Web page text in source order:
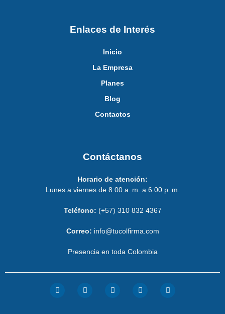
Enlaces de Interés
Inicio
La Empresa
Planes
Blog
Contactos
Contáctanos
Horario de atención:
Lunes a viernes de 8:00 a. m. a 6:00 p. m.
Teléfono: (+57) 310 832 4367
Correo: info@tucolfirma.com
Presencia en toda Colombia